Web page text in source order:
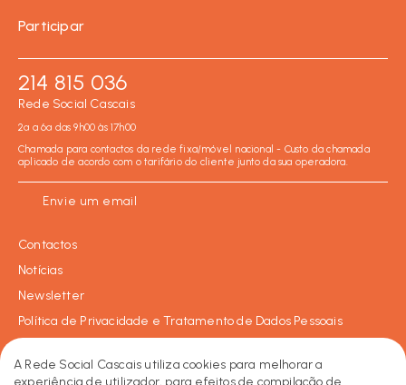
Participar
214 815 036
Rede Social Cascais
2ª a 6ª das 9h00 às 17h00
Chamada para contactos da rede fixa/móvel nacional - Custo da chamada
aplicado de acordo com o tarifário do cliente junto da sua operadora.
Envie um email
Contactos
Notícias
Newsletter
Política de Privacidade e Tratamento de Dados Pessoais
A Rede Social Cascais utiliza cookies para melhorar a
experiência de utilizador, para efeitos de compilação de